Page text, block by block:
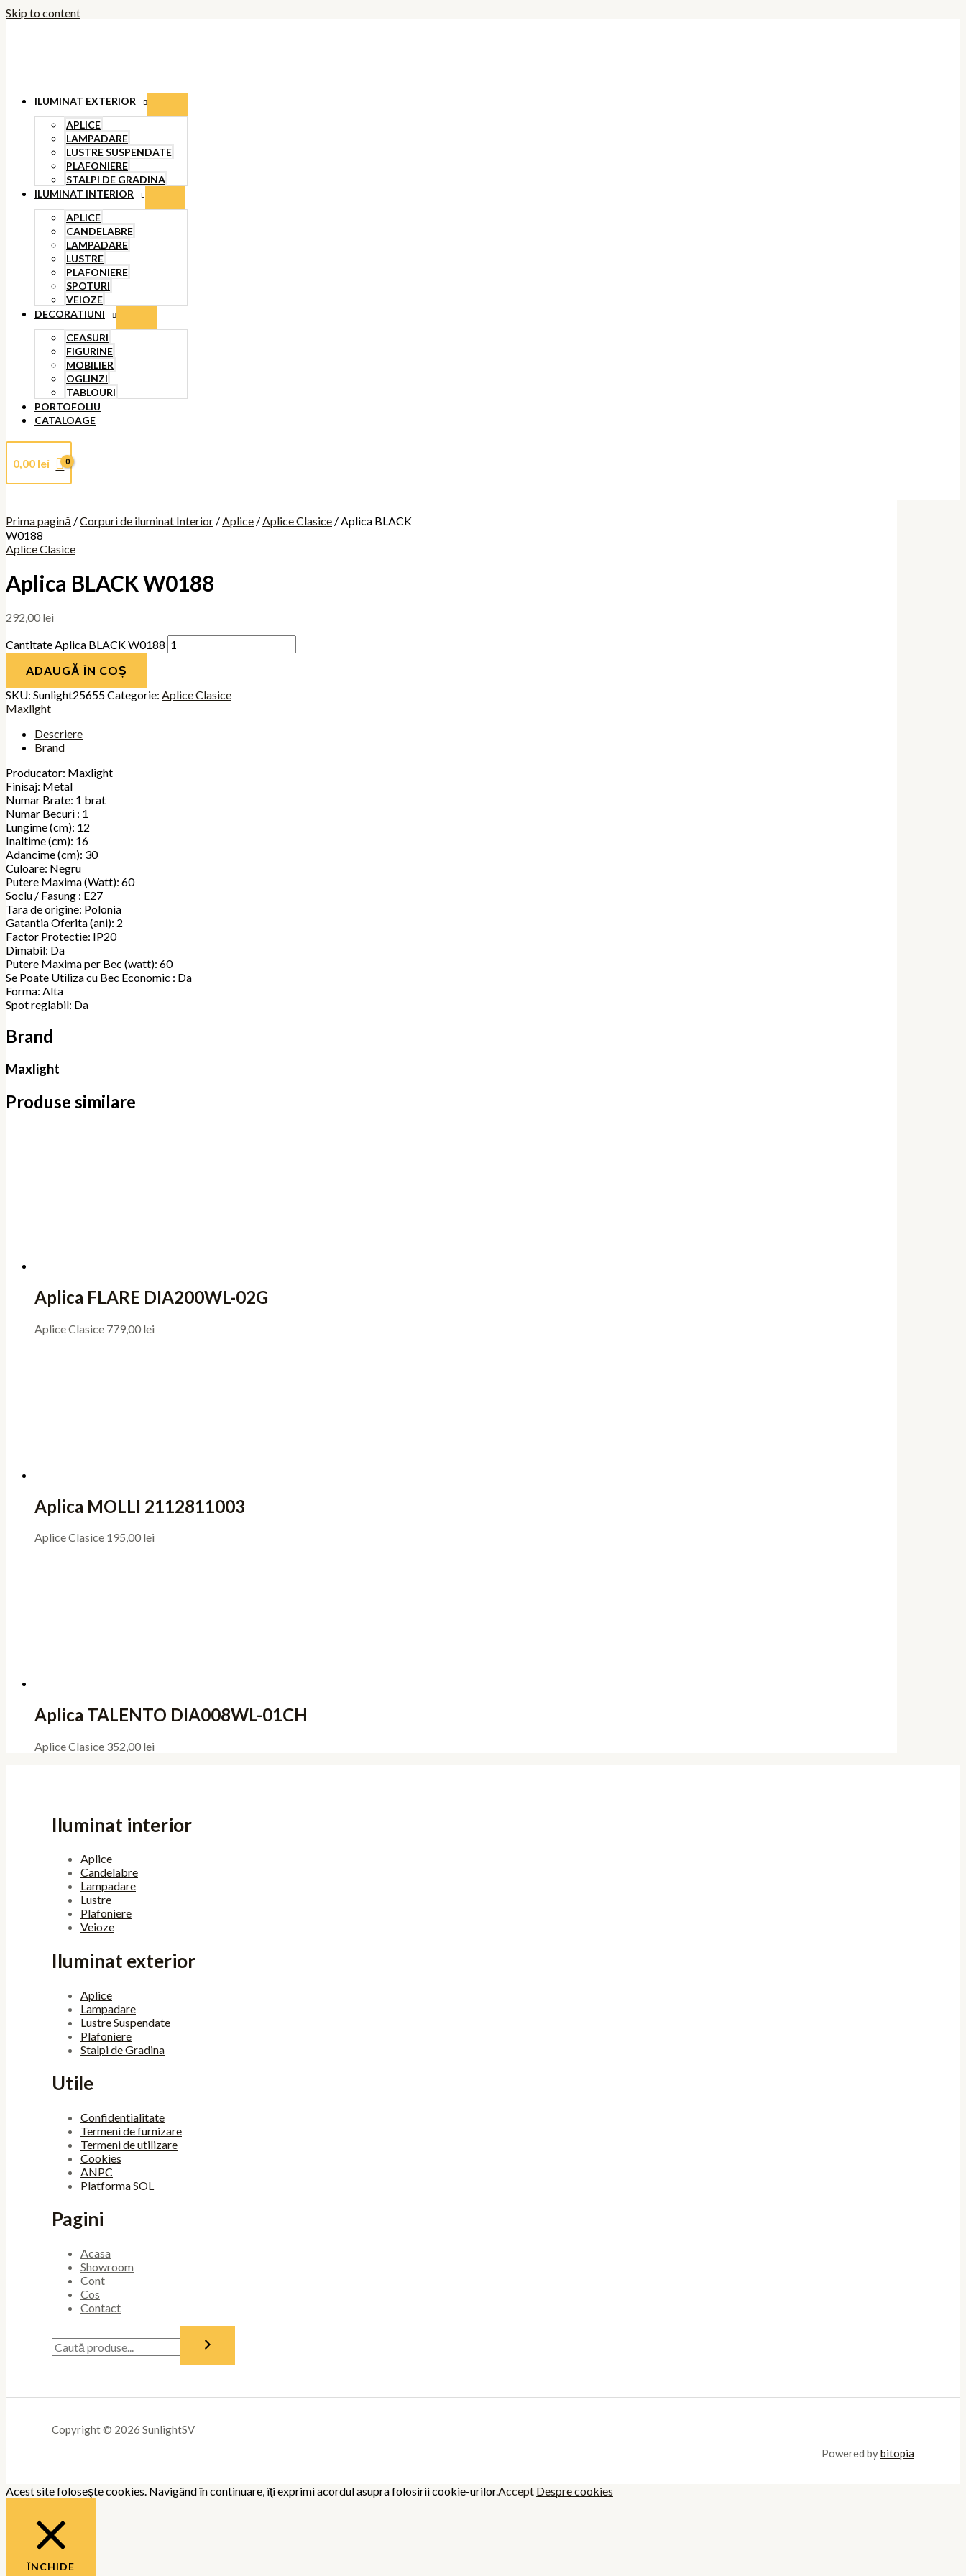
Skip to content
ILUMINAT EXTERIOR
APLICE
LAMPADARE
LUSTRE SUSPENDATE
PLAFONIERE
STALPI DE GRADINA
ILUMINAT INTERIOR
APLICE
CANDELABRE
LAMPADARE
LUSTRE
PLAFONIERE
SPOTURI
VEIOZE
DECORATIUNI
CEASURI
FIGURINE
MOBILIER
OGLINZI
TABLOURI
PORTOFOLIU
CATALOAGE
0,00 lei
Prima pagină /Corpuri de iluminat Interior /Aplice /Aplice Clasice / Aplica BLACK
W0188
Aplice Clasice
Aplica BLACK W0188
292,00 lei
Cantitate Aplica BLACK W0188
ADAUGĂ ÎN COȘ
SKU: Sunlight25655Categorie: Aplice Clasice
Maxlight
Descriere
Brand
Producator: Maxlight
Finisaj: Metal
Numar Brate: 1 brat
Numar Becuri : 1
Lungime (cm): 12
Inaltime (cm): 16
Adancime (cm): 30
Culoare: Negru
Putere Maxima (Watt): 60
Soclu / Fasung : E27
Tara de origine: Polonia
Gatantia Oferita (ani): 2
Factor Protectie: IP20
Dimabil: Da
Putere Maxima per Bec (watt): 60
Se Poate Utiliza cu Bec Economic : Da
Forma: Alta
Spot reglabil: Da
Brand
Maxlight
Produse similare
Aplica FLARE DIA200WL-02G
Aplice Clasice 779,00 lei
Aplica MOLLI 2112811003
Aplice Clasice 195,00 lei
Aplica TALENTO DIA008WL-01CH
Aplice Clasice 352,00 lei
Iluminat interior
Aplice
Candelabre
Lampadare
Lustre
Plafoniere
Veioze
Iluminat exterior
Aplice
Lampadare
Lustre Suspendate
Plafoniere
Stalpi de Gradina
Utile
Confidentialitate
Termeni de furnizare
Termeni de utilizare
Cookies
ANPC
Platforma SOL
Pagini
Acasa
Showroom
Cont
Cos
Contact
Copyright © 2026 SunlightSV
Powered bybitopia
Acest site foloseşte cookies. Navigând în continuare, îţi exprimi acordul asupra folosirii cookie-urilor.Accept Despre cookies
ÎNCHIDE